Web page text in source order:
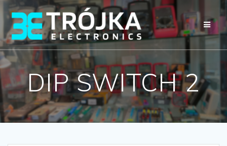
Przejdź
do
treści
DIP SWITCH 2